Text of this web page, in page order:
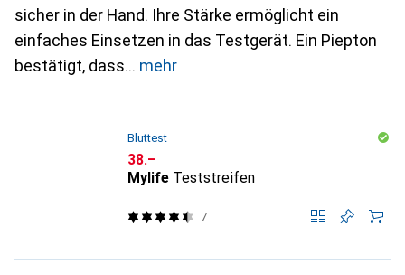
sicher in der Hand. Ihre Stärke ermöglicht ein
einfaches Einsetzen in das Testgerät. Ein Piepton
bestätigt, dass
mehr
Bluttest
CHF
38.–
Mylife Teststreifen
7